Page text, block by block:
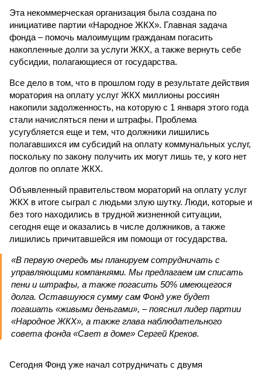
Эта некоммерческая организация была создана по
инициативе партии «Народное ЖКХ». Главная задача
фонда – помочь малоимущим гражданам погасить
накопленные долги за услуги ЖКХ, а также вернуть себе
субсидии, полагающиеся от государства.
Все дело в том, что в прошлом году в результате действия
моратория на оплату услуг ЖКХ миллионы россиян
накопили задолженность, на которую с 1 января этого года
стали начисляться пени и штрафы. Проблема
усугубляется еще и тем, что должники лишились
полагавшихся им субсидий на оплату коммунальных услуг,
поскольку по закону получить их могут лишь те, у кого нет
долгов по оплате ЖКХ.
Объявленный правительством мораторий на оплату услуг
ЖКХ в итоге сыграл с людьми злую шутку. Люди, которые и
без того находились в трудной жизненной ситуации,
сегодня еще и оказались в числе должников, а также
лишились причитавшейся им помощи от государства.
«В первую очередь мы планируем сотрудничать с
управляющими компаниями. Мы предлагаем им списать
пени и штрафы, а также погасить 50% имеющегося
долга. Оставшуюся сумму сам Фонд уже будет
погашать «живыми деньгами», – пояснил лидер партии
«Народное ЖКХ», а также глава наблюдательного
совета фонда «Свет в доме» Сергей Креков.
Сегодня Фонд уже начал сотрудничать с двумя